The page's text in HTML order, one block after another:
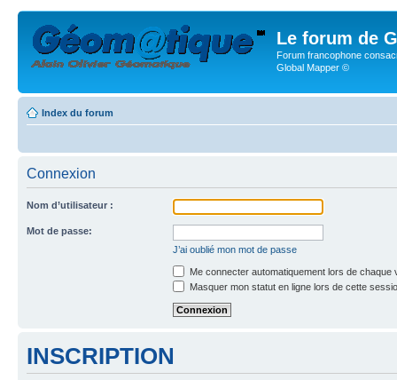
Le forum de
Forum francophone
Global Mapper ©
Index du forum
Connexion
Nom d’utilisateur :
Mot de passe:
J’ai oublié mon mot de passe
Me connecter automatiquement lors de chaque
Masquer mon statut en ligne lors de cette
INSCRIPTION